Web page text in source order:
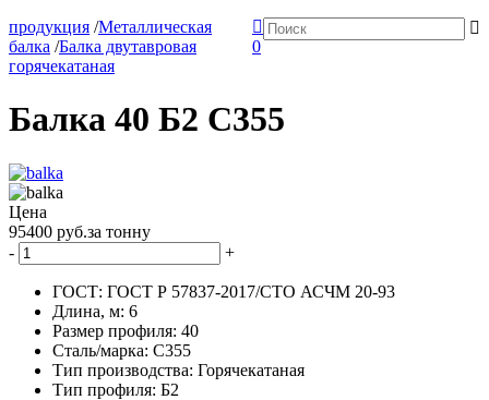
0
продукция /Металлическая
балка /Балка двутавровая
горячекатаная
Балка 40 Б2 С355
Цена
95400 руб.за тонну
-
+
ГОСТ: ГОСТ Р 57837-2017/СТО АСЧМ 20-93
Длина, м: 6
Размер профиля: 40
Сталь/марка: С355
Тип производства: Горячекатаная
Тип профиля: Б2